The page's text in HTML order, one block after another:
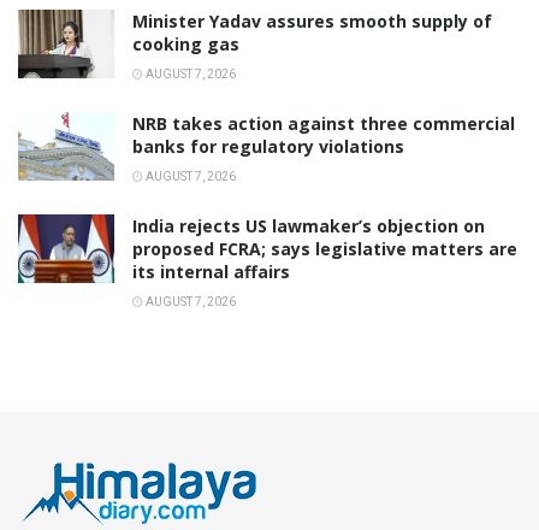
Minister Yadav assures smooth supply of
cooking gas
AUGUST 7, 2026
NRB takes action against three commercial
banks for regulatory violations
AUGUST 7, 2026
India rejects US lawmaker’s objection on
proposed FCRA; says legislative matters are
its internal affairs
AUGUST 7, 2026